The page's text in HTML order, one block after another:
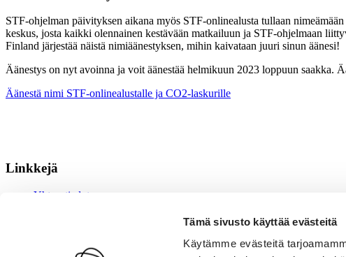
Tämä sivusto käyttää evästeitä
Käytämme evästeitä
STF-ohjelman päivityksen aikana myös STF-onlinealusta tullaan
keskus, josta kaikki olennainen kestävään matkailuun ja STF-ohjelmaan
Finland järjestää näistä nimiäänestyksen, mihin kaivataan juuri sinun äänesi!
Äänestys on nyt avoinna ja voit äänestää helmikuun 2023 loppuun saakka.
Äänestä nimi STF-onlinealustalle ja CO2-laskurille
Linkkejä
Yhteystiedot
Evästeiden hallinta